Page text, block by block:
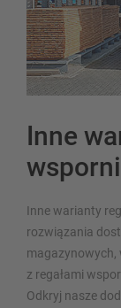
Inne
Inne warianty
rozwiązania
magazynowych,
z regałami
Odkryj nasze